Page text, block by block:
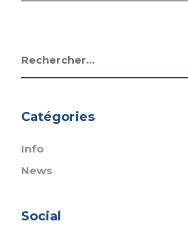
Catégories
Info
News
Social